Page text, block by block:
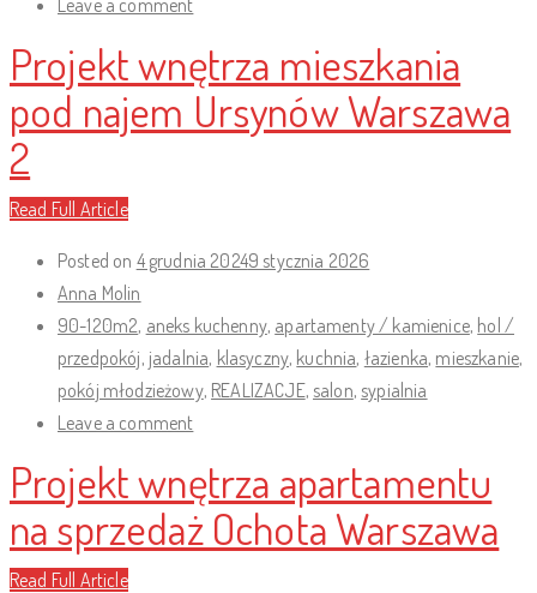
Leave a comment
Projekt wnętrza mieszkania
pod najem Ursynów Warszawa
2
Read Full Article
Posted on 4 grudnia 20249 stycznia 2026
Anna Molin
90-120m2, aneks kuchenny, apartamenty / kamienice, hol /
przedpokój, jadalnia, klasyczny, kuchnia, łazienka, mieszkanie,
pokój młodzieżowy, REALIZACJE, salon, sypialnia
Leave a comment
Projekt wnętrza apartamentu
na sprzedaż Ochota Warszawa
Read Full Article